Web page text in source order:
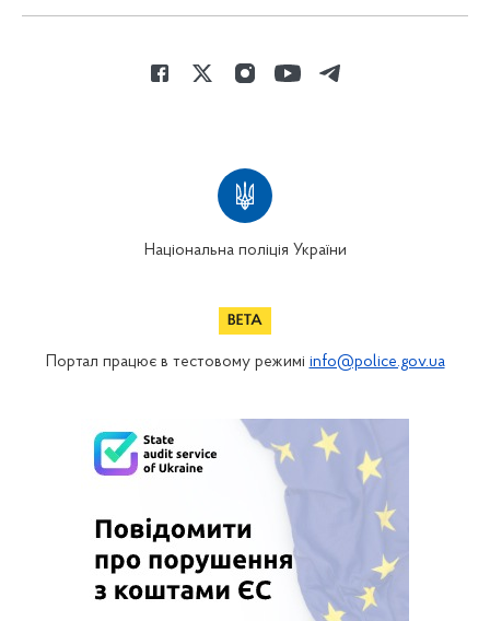
Національна поліція України
Портал працює в тестовому режимі info@police.gov.ua